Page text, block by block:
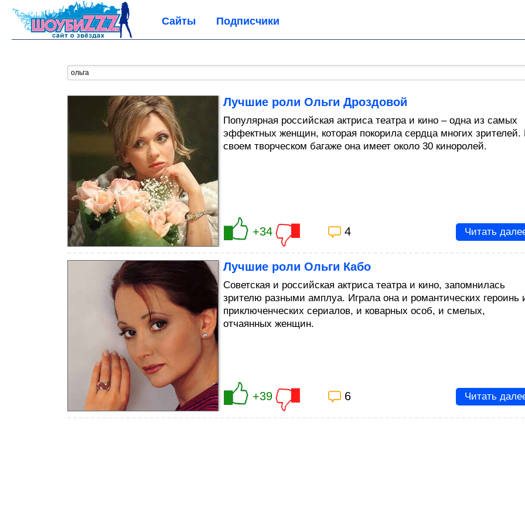
Сайты Подписчики
Лучшие роли Ольги Дроздовой
Популярная российская актриса театра и кино – одна из самых
эффектных женщин, которая покорила сердца многих зрителей.
своем творческом багаже она имеет около 30 киноролей.
+34 4 Читать
Лучшие роли Ольги Кабо
Советская и российская актриса театра и кино, запомнилась
зрителю разными амплуа. Играла она и романтических героинь
приключенческих сериалов, и коварных особ, и смелых,
отчаянных женщин.
+39 6 Читать